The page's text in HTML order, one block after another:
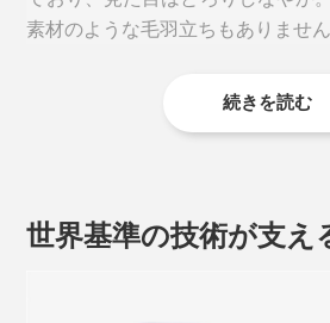
極細ポリエステルのスキマに引き
ベタつく前に処理されるので、冷
肌の湿度をいい塩梅にキープしま
ともありません。
素材のような毛羽立ちもありません
続きを読む
世界基準の技術が支え